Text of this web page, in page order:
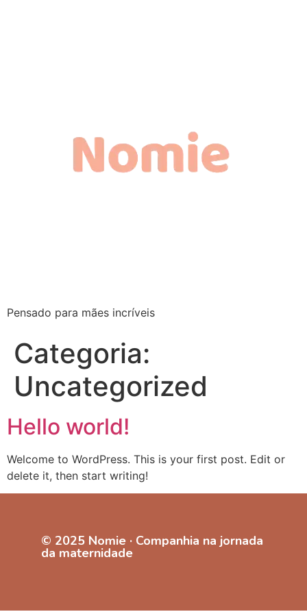
Pensado para mães incríveis
Categoria:
Uncategorized
Hello world!
Welcome to WordPress. This is your first post. Edit or
delete it, then start writing!
© 2025 Nomie · Companhia na jornada
da maternidade